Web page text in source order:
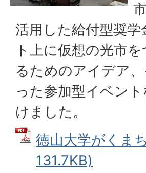
活用した給付型奨
ト上に仮想の光市
るためのアイデア
った参加型イベン
けました。
徳山大学がくま
131.7KB)